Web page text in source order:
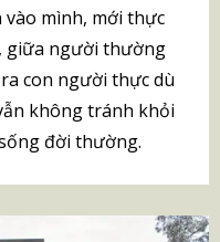
mình, mới thực
giữa người thường
con người thực dù
không tránh khỏi
đời thường.